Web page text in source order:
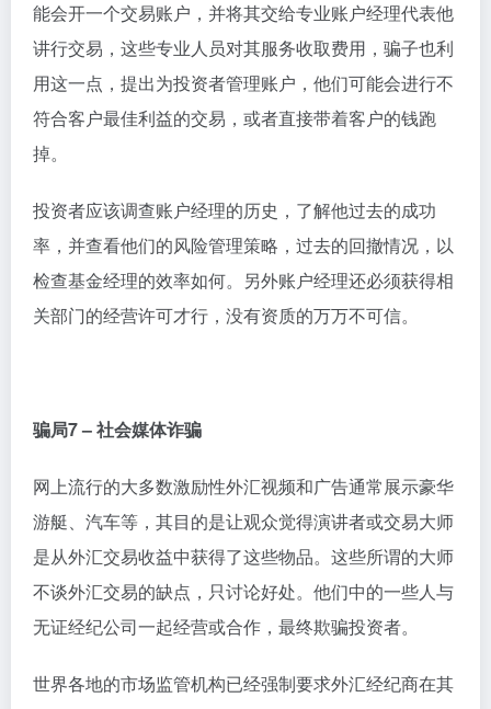
能会开一个交易账户，并将其交给专业账户经理代表他
讲行交易，这些专业人员对其服务收取费用，骗子也利
用这一点，提出为投资者管理账户，他们可能会进行不
符合客户最佳利益的交易，或者直接带着客户的钱跑
掉。
投资者应该调查账户经理的历史，了解他过去的成功
率，并查看他们的风险管理策略，过去的回撤情况，以
检查基金经理的效率如何。另外账户经理还必须获得相
关部门的经营许可才行，没有资质的万万不可信。
骗局7 – 社会媒体诈骗
网上流行的大多数激励性外汇视频和广告通常展示豪华
游艇、汽车等，其目的是让观众觉得演讲者或交易大师
是从外汇交易收益中获得了这些物品。这些所谓的大师
不谈外汇交易的缺点，只讨论好处。他们中的一些人与
无证经纪公司一起经营或合作，最终欺骗投资者。
世界各地的市场监管机构已经强制要求外汇经纪商在其